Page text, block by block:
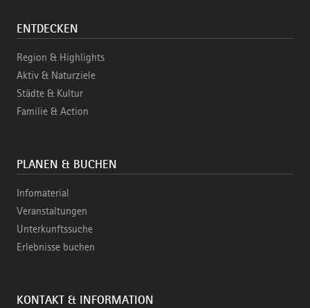
ENTDECKEN
Region & Highlights
Aktiv & Naturziele
Städte & Kultur
Familie & Action
PLANEN & BUCHEN
Infomaterial
Veranstaltungen
Unterkunftssuche
Erlebnisse buchen
KONTAKT & INFORMATION